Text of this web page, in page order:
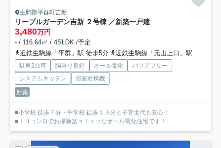
生駒郡平群町吉新
リーブルガーデン吉新 ２号棟 ／新築一戸建
3,480万円
- / 116.64㎡ / 4SLDK /予定
近鉄生駒線「平群」駅 徒歩5分
近鉄生駒線「元山上口」駅 徒歩16分
駐車2台可 陽当り良好 オール電化
バリアフリー
システムキッチン
浴室乾燥機
新築
■小学校 徒歩７分・中学校 徒歩１３分と子育世代も安心！
■ＩＨコンロでお掃除楽々！エコなオール電化住宅です！